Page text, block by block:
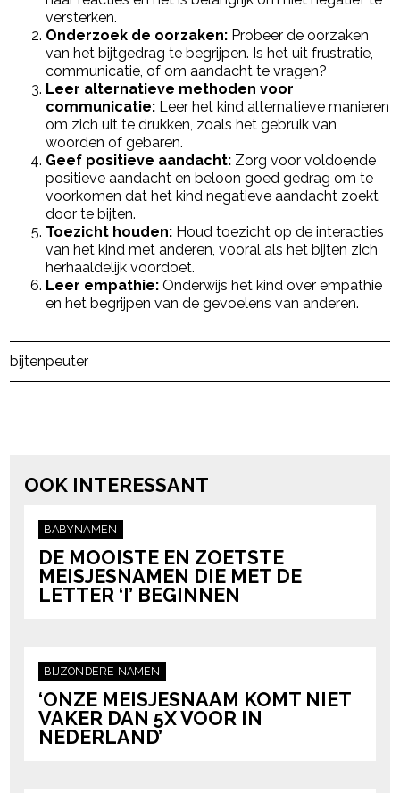
versterken.
Onderzoek de oorzaken: Probeer de oorzaken
van het bijtgedrag te begrijpen. Is het uit frustratie,
communicatie, of om aandacht te vragen?
Leer alternatieve methoden voor
communicatie: Leer het kind alternatieve manieren
om zich uit te drukken, zoals het gebruik van
woorden of gebaren.
Geef positieve aandacht: Zorg voor voldoende
positieve aandacht en beloon goed gedrag om te
voorkomen dat het kind negatieve aandacht zoekt
door te bijten.
Toezicht houden: Houd toezicht op de interacties
van het kind met anderen, vooral als het bijten zich
herhaaldelijk voordoet.
Leer empathie: Onderwijs het kind over empathie
en het begrijpen van de gevoelens van anderen.
bijtenpeuter
OOK INTERESSANT
BABYNAMEN
DE MOOISTE EN ZOETSTE
MEISJESNAMEN DIE MET DE
LETTER ‘I’ BEGINNEN
BIJZONDERE NAMEN
‘ONZE MEISJESNAAM KOMT NIET
VAKER DAN 5X VOOR IN
NEDERLAND’